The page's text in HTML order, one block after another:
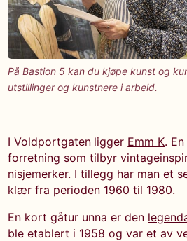
På Bastion 5 kan du kjøpe kunst og
utstillinger og kunstnere i arbeid.
I Voldportgaten ligger Emm K.
forretning som tilbyr
nisjemerker. I tillegg har man et
klær fra perioden 1960 til 1980.
En kort gåtur unna er den
ble etablert i 1958 og var et av